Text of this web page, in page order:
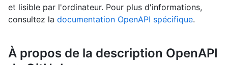
et lisible par l'ordinateur. Pour plus d'informations,
consultez la documentation OpenAPI spécifique.
À propos de la description OpenAPI